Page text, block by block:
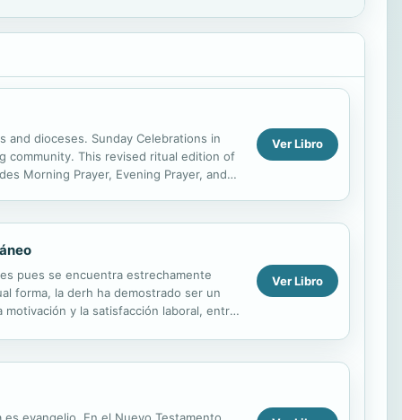
and dioceses. Sunday Celebrations in
community. This revised ritual edition of
Morning Prayer, Evening Prayer, and
Ver Libro
pues se encuentra estrechamente
forma, la derh ha demostrado ser un
y la satisfacción laboral, entre
Ver Libro
evangelio. En el Nuevo Testamento